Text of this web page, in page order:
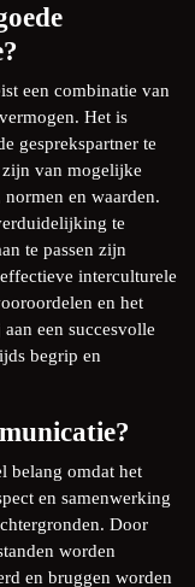
een combinatie van
Het is
gesprekspartner te
zijn van mogelijke
en waarden.
te
te passen zijn
interculturele
en het
een succesvolle
begrip en
belang omdat het
en samenwerking
Door
worden
en bruggen worden